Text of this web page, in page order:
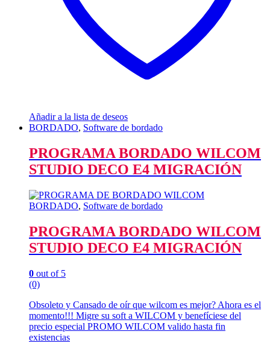
Añadir a la lista de deseos
BORDADO, Software de bordado
PROGRAMA BORDADO WILCOM
STUDIO DECO E4 MIGRACIÓN
BORDADO, Software de bordado
PROGRAMA BORDADO WILCOM
STUDIO DECO E4 MIGRACIÓN
0 out of 5
(0)
Obsoleto y Cansado de oír que wilcom es mejor? Ahora es el
momento!!! Migre su soft a WILCOM y benefíciese del
precio especial PROMO WILCOM valido hasta fin
existencias